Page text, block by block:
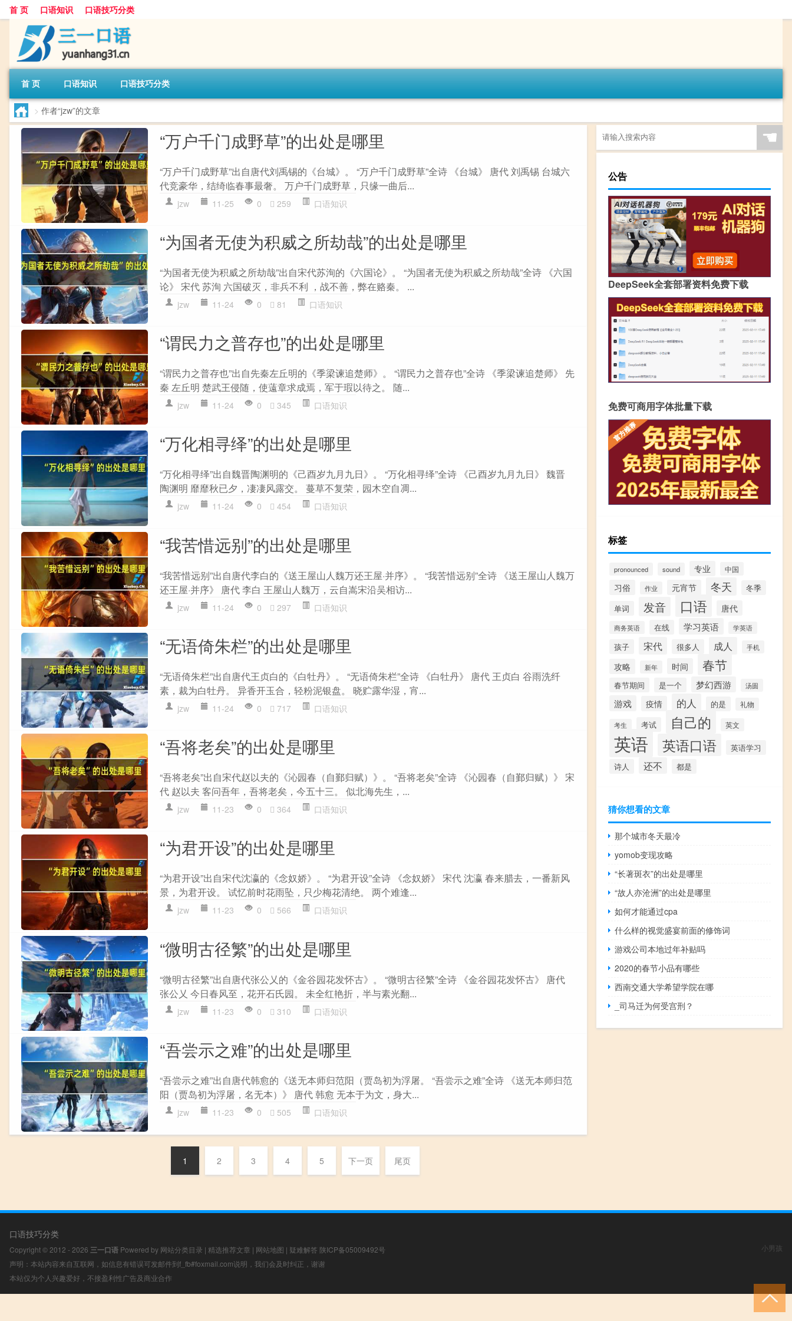
首 页 口语知识 口语技巧分类
首 页 口语知识 口语技巧分类
> 作者“jzw”的文章
“万户千门成野草”的出处是哪里
“万户千门成野草”出自唐代刘禹锡的《台城》。 “万户千门成野草”全诗 《台城》 唐代 刘禹锡 台城六
代竞豪华，结绮临春事最奢。 万户千门成野草，只缘一曲后...
jzw 11-25 0 259 口语知识
“为国者无使为积威之所劫哉”的出处是哪里
“为国者无使为积威之所劫哉”出自宋代苏洵的《六国论》。 “为国者无使为积威之所劫哉”全诗 《六国
论》 宋代 苏洵 六国破灭，非兵不利 ，战不善，弊在赂秦。 ...
jzw 11-24 0 81 口语知识
“谓民力之普存也”的出处是哪里
“谓民力之普存也”出自先秦左丘明的《季梁谏追楚师》。 “谓民力之普存也”全诗 《季梁谏追楚师》 先
秦 左丘明 楚武王侵随，使薳章求成焉，军于瑕以待之。 随...
jzw 11-24 0 345 口语知识
“万化相寻绎”的出处是哪里
“万化相寻绎”出自魏晋陶渊明的《己酉岁九月九日》。 “万化相寻绎”全诗 《己酉岁九月九日》 魏晋
陶渊明 靡靡秋已夕，凄凄风露交。 蔓草不复荣，园木空自凋...
jzw 11-24 0 454 口语知识
“我苦惜远别”的出处是哪里
“我苦惜远别”出自唐代李白的《送王屋山人魏万还王屋·并序》。 “我苦惜远别”全诗 《送王屋山人魏万
还王屋·并序》 唐代 李白 王屋山人魏万，云自嵩宋沿吴相访...
jzw 11-24 0 297 口语知识
“无语倚朱栏”的出处是哪里
“无语倚朱栏”出自唐代王贞白的《白牡丹》。 “无语倚朱栏”全诗 《白牡丹》 唐代 王贞白 谷雨洗纤
素，裁为白牡丹。 异香开玉合，轻粉泥银盘。 晓贮露华湿，宵...
jzw 11-24 0 717 口语知识
“吾将老矣”的出处是哪里
“吾将老矣”出自宋代赵以夫的《沁园春（自鄞归赋）》。 “吾将老矣”全诗 《沁园春（自鄞归赋）》 宋
代 赵以夫 客问吾年，吾将老矣，今五十三。 似北海先生，...
jzw 11-23 0 364 口语知识
“为君开设”的出处是哪里
“为君开设”出自宋代沈瀛的《念奴娇》。 “为君开设”全诗 《念奴娇》 宋代 沈瀛 春来腊去，一番新风
景，为君开设。 试忆前时花雨坠，只少梅花清绝。 两个难逢...
jzw 11-23 0 566 口语知识
“微明古径繁”的出处是哪里
“微明古径繁”出自唐代张公乂的《金谷园花发怀古》。 “微明古径繁”全诗 《金谷园花发怀古》 唐代
张公乂 今日春风至，花开石氏园。 未全红艳折，半与素光翻...
jzw 11-23 0 310 口语知识
“吾尝示之难”的出处是哪里
“吾尝示之难”出自唐代韩愈的《送无本师归范阳（贾岛初为浮屠。 “吾尝示之难”全诗 《送无本师归范
阳（贾岛初为浮屠，名无本）》 唐代 韩愈 无本于为文，身大...
jzw 11-23 0 505 口语知识
1 2 3 4 5 下一页 尾页
☚
公告
DeepSeek全套部署资料免费下载
免费可商用字体批量下载
标签
pronounced sound 专业 中国
习俗 作业 元宵节 冬天
冬季
单词
发音 口语 唐代
商务英语 在线 学习英语 学英语
孩子 宋代 很多人 成人 手机
攻略 新年 时间 春节
春节期间 是一个 梦幻西游 汤圆
游戏 疫情 的人 的是 礼物
考生 考试 自己的 英文
英语 英语口语
英语学习
诗人
还不 都是
猜你想看的文章
那个城市冬天最冷
yomob变现攻略
“长著斑衣”的出处是哪里
“故人亦沧洲”的出处是哪里
如何才能通过cpa
什么样的视觉盛宴前面的修饰词
游戏公司本地过年补贴吗
2020的春节小品有哪些
西南交通大学希望学院在哪
_司马迁为何受宫刑？
口语技巧分类
Copyright © 2012 - 2026 三一口语 Powered by 网站分类目录 | 精选推荐文章 | 网站地图 | 疑难解答 陕ICP备05009492号
声明：本站内容来自互联网，如信息有错误可发邮件到f_fb#foxmail.com说明，我们会及时纠正，谢谢
本站仅为个人兴趣爱好，不接盈利性广告及商业合作
小男孩